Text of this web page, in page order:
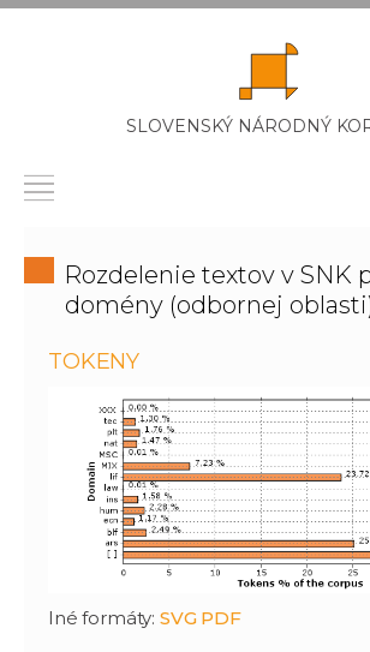
SLOVENSKÝ NÁRODNÝ
Rozdelenie textov v SNK
domény (odbornej
TOKENY
Iné formáty:SVG PDF